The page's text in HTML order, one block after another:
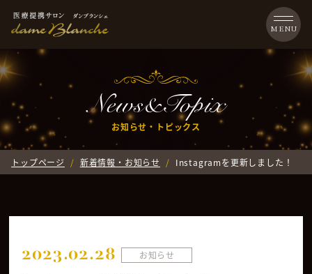
News&Topix
お知らせ・トピックス
トップページ 新着情報・お知らせ Instagramを更新しました！
2023.02.28 お知らせ